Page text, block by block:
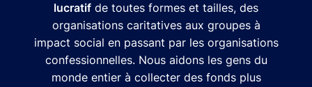
lucratif de toutes formes et tailles, des
organisations caritatives aux groupes à
impact social en passant par les organisations
confessionnelles. Nous aidons les gens du
monde entier à collecter des fonds plus